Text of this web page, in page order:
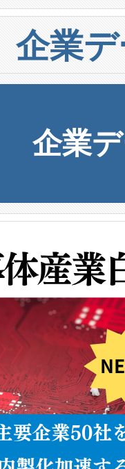
企業
企業